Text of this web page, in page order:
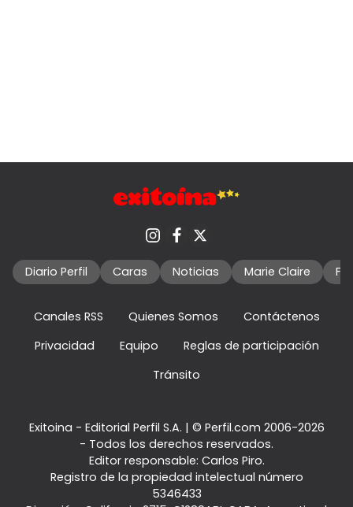
Diario Perfil Caras Noticias Marie Claire
Canales RSS Quienes Somos
Contáctenos
Privacidad
Equipo
Reglas de participación
Tránsito
Exitoina - Editorial Perfil S.A. | © Perfil.com 2006-2026
- Todos los derechos reservados.
Editor responsable: Carlos Piro.
Registro de la propiedad intelectual número
5346433